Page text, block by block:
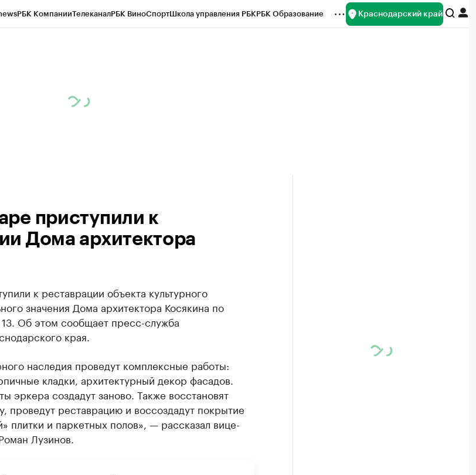
РБК КомпанииТелеканалРБК ВиноСпортШкола управления РБКРБК Образование Краснодарский край
приступили к
Дома архитектора
к реставрации объекта культурного
значения Дома архитектора Косякина по
Об этом сообщает пресс-служба
края.
наследия проведут комплексные работы:
кладки, архитектурный декор фасадов.
эркера создадут заново. Также восстановят
проведут реставрацию и воссоздадут покрытие
плитки и паркетных полов», — рассказал вице-
Лузинов.